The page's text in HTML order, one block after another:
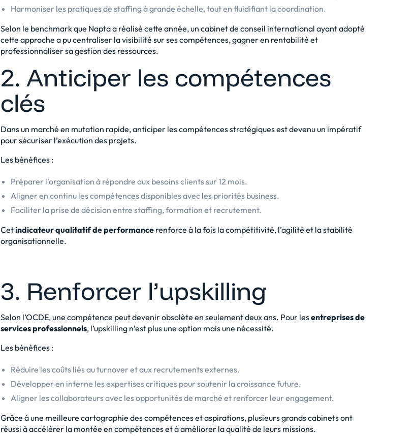
Harmoniser les pratiques de staffing à grande échelle, tout en fluidifiant la coordination.
Selon le benchmarkque Napta a réalisé cette année, un cabinet de conseil international ayant adopté
cette approche a pu centraliser la visibilité sur ses compétences, gagner en rentabilité et
professionnaliser sa gestion des ressources.
2. Anticiper les compétences
clés
Dans un marché en mutation rapide, anticiper les compétences stratégiques est devenu un impératif
pour sécuriser l’exécution des projets.
Les bénéfices :
Préparer l’organisation à répondre aux besoins clients sur 12 mois.
Aligner en continu les compétences disponibles avec les priorités business.
Faciliter la prise de décision entre staffing, formation et recrutement.
Cetindicateur qualitatif de performance renforce à la fois la compétitivité, l’agilité et la stabilité
organisationnelle.
3. Renforcer l’upskilling
Selon l’OCDE, une compétence peut devenir obsolète en seulement deux ans. Pour lesentreprises de
services professionnels, l’upskilling n’est plus une option mais une nécessité.
Les bénéfices :
Réduire les coûts liés au turnover et aux recrutements externes.
Développer en interne les expertises critiques pour soutenir la croissance future.
Aligner les collaborateurs avec les opportunités de marché et renforcer leur engagement.
Grâce à une meilleure cartographie des compétences et aspirations, plusieurs grands cabinets ont
réussi à accélérer la montée en compétences et à améliorer la qualité de leurs missions.